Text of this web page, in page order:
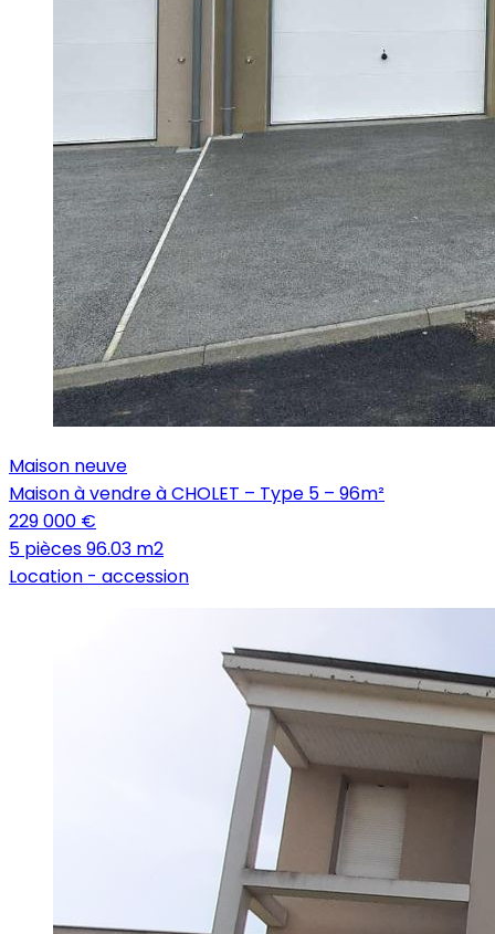
Maison neuve
Maison à vendre à CHOLET – Type 5 – 96m²
229 000 €
5 pièces96.03 m2
Location - accession